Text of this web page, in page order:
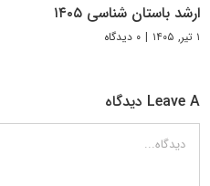
ارشد باستان شناسی ۱۴۰۵
۱ تیر, ۱۴۰۵ | ۰ دیدگاه
Leave A دیدگاه
دیدگاه